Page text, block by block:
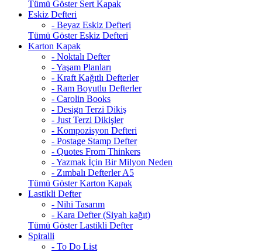
Tümü Göster Sert Kapak
Eskiz Defteri
- Beyaz Eskiz Defteri
Tümü Göster Eskiz Defteri
Karton Kapak
- Noktalı Defter
- Yaşam Planları
- Kraft Kağıtlı Defterler
- Ram Boyutlu Defterler
- Carolin Books
- Design Terzi Dikiş
- Just Terzi Dikişler
- Kompozisyon Defteri
- Postage Stamp Defter
- Quotes From Thinkers
- Yazmak İçin Bir Milyon Neden
- Zımbalı Defterler A5
Tümü Göster Karton Kapak
Lastikli Defter
- Nihi Tasarım
- Kara Defter (Siyah kağıt)
Tümü Göster Lastikli Defter
Spiralli
- To Do List